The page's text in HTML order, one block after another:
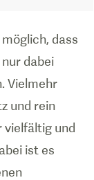
dass
dabei
Vielmehr
und rein
vielfältig und
ist es